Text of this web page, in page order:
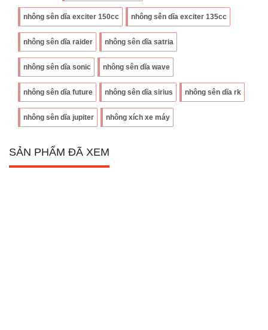
nhông sên dĩa exciter 150cc nhông sên dĩa exciter 135cc
nhông sên dĩa raider nhông sên dĩa satria
nhông sên dĩa sonic nhông sên dĩa wave
nhông sên dĩa future nhông sên dĩa sirius nhông sên dĩa rk
nhông sên dĩa jupiter nhông xích xe máy
SẢN PHẨM ĐÃ XEM